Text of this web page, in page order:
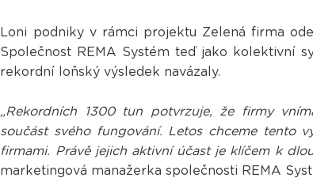
Loni podniky v rámci projektu Zelená firma
Společnost REMA Systém teď jako kolektivní
rekordní loňský výsledek navázaly.
„Rekordních 1300 tun potvrzuje, že firmy
součást svého fungování. Letos chceme tento
firmami. Právě jejich aktivní účast je klíčem k
marketingová manažerka společnosti REMA